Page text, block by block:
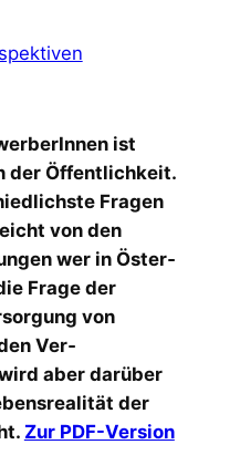
ist
der Öffentlichkeit.
Fragen
von den
wer in Öster­
Frage der
von
Ver­
aber darüber
der
Zur PDF-Version